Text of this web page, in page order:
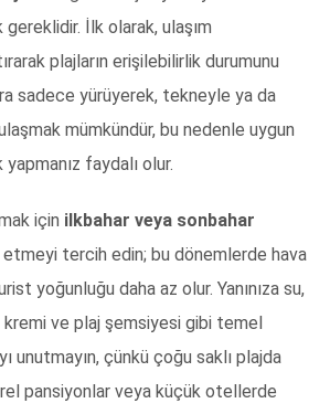
gereklidir. İlk olarak, ulaşım
plajların erişilebilirlik durumunu
sadece yürüyerek, tekneyle ya da
mümkündür, bu nedenle uygun
yapmanız faydalı olur.
için ilkbahar veya sonbahar
tercih edin; bu dönemlerde hava
yoğunluğu daha az olur. Yanınıza su,
kremi ve plaj şemsiyesi gibi temel
unutmayın, çünkü çoğu saklı plajda
pansiyonlar veya küçük otellerde